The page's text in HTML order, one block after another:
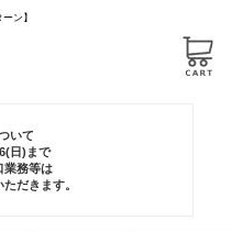
ン】
いて
日)まで
業務等は
だきます。